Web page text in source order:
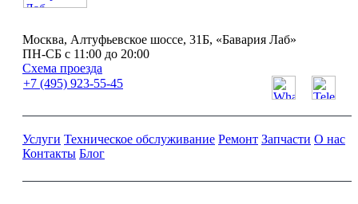
Москва, Алтуфьевское шоссе, 31Б, «Бавария Лаб»
ПН-СБ с 11:00 до 20:00
Схема проезда
+7 (495) 923-55-45
Услуги Техническое обслуживание Ремонт Запчасти О нас
Контакты Блог